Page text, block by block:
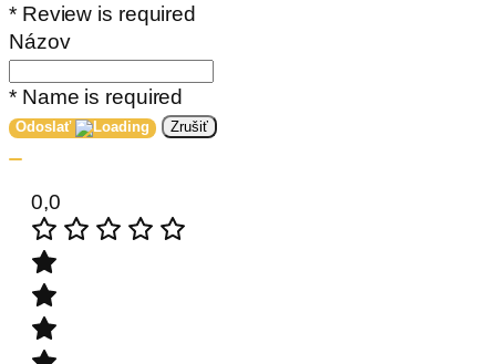
* Review is required
Názov
* Name is required
Odoslať Zrušiť
0,0